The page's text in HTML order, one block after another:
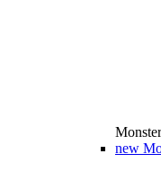
Monster
new